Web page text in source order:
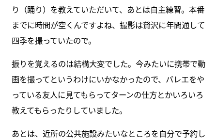
り（踊り）を教えていただいて、あとは自主練習。本番
までに時間が空くんですよね、撮影は贅沢に年間通して
四季を撮っていたので。
振りを覚えるのは結構大変でした。今みたいに携帯で動
画を撮ってというわけにいかなかったので、バレエをや
っている友人に見てもらってターンの仕方とかいろいろ
教えてもらったりしていました。
あとは、近所の公共施設みたいなところを自分で予約し